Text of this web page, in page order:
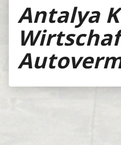
Antalya